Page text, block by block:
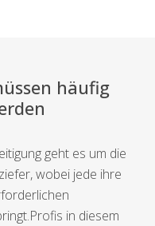
häufig
geht es um die
wobei jede ihre
in diesem